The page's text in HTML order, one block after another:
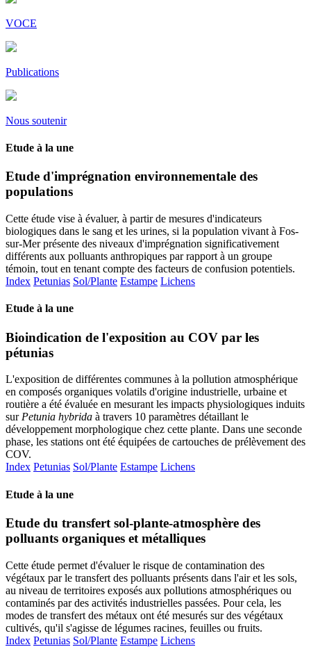
VOCE
Publications
Nous soutenir
Etude à la une
Etude d'imprégnation environnementale des
populations
Cette étude vise à évaluer, à partir de mesures d'indicateurs
biologiques dans le sang et les urines, si la population vivant à Fos-
sur-Mer présente des niveaux d'imprégnation significativement
différents aux polluants anthropiques par rapport à un groupe
témoin, tout en tenant compte des facteurs de confusion potentiels.
Index Petunias Sol/Plante Estampe Lichens
Etude à la une
Bioindication de l'exposition au COV par les
pétunias
L'exposition de différentes communes à la pollution atmosphérique
en composés organiques volatils d'origine industrielle, urbaine et
routière a été évaluée en mesurant les impacts physiologiques induits
sur Petunia hybrida à travers 10 paramètres détaillant le
développement morphologique chez cette plante. Dans une seconde
phase, les stations ont été équipées de cartouches de prélèvement des
COV.
Index Petunias Sol/Plante Estampe Lichens
Etude à la une
Etude du transfert sol-plante-atmosphère des
polluants organiques et métalliques
Cette étude permet d'évaluer le risque de contamination des
végétaux par le transfert des polluants présents dans l'air et les sols,
au niveau de territoires exposés aux pollutions atmosphériques ou
contaminés par des activités industrielles passées. Pour cela, les
modes de transfert des métaux ont été mesurés sur des végétaux
cultivés, qu'il s'agisse de légumes racines, feuilles ou fruits.
Index Petunias Sol/Plante Estampe Lichens